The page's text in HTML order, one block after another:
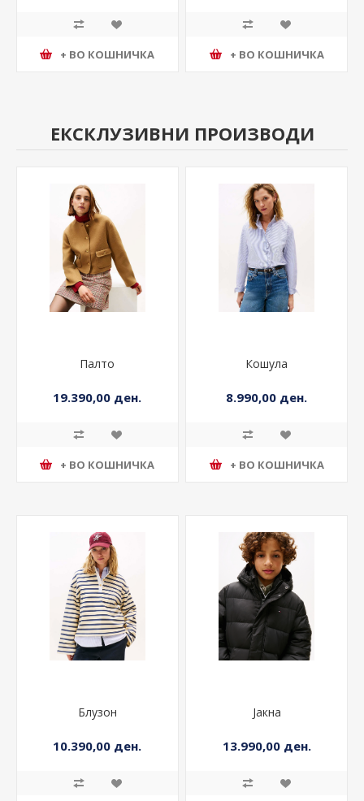
+ ВО КОШНИЧКА + ВО КОШНИЧКА
ЕКСКЛУЗИВНИ ПРОИЗВОДИ
Палто
19.390,00 ден.
+ ВО КОШНИЧКА
Кошула
8.990,00 ден.
+ ВО КОШНИЧКА
Блузон
10.390,00 ден.
Јакна
13.990,00 ден.